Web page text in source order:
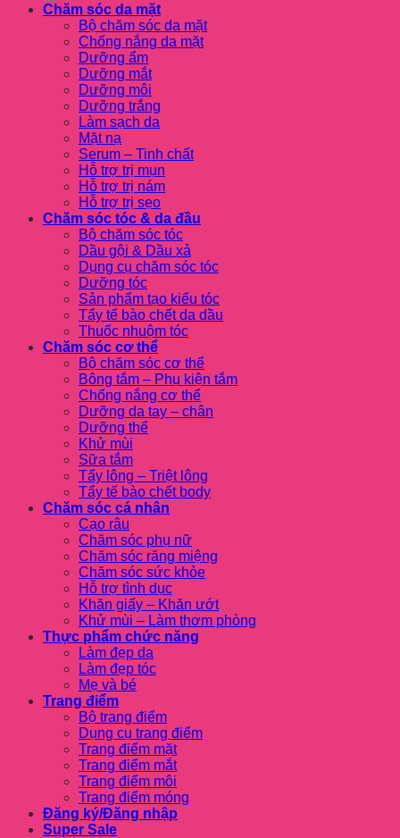
Chăm sóc da mặt
Bộ chăm sóc da mặt
Chống nắng da mặt
Dưỡng ẩm
Dưỡng mắt
Dưỡng môi
Dưỡng trắng
Làm sạch da
Mặt nạ
Serum – Tinh chất
Hỗ trợ trị mụn
Hỗ trợ trị nám
Hỗ trợ trị sẹo
Chăm sóc tóc & da đầu
Bộ chăm sóc tóc
Dầu gội & Dầu xả
Dụng cụ chăm sóc tóc
Dưỡng tóc
Sản phẩm tạo kiểu tóc
Tẩy tế bào chết da dầu
Thuốc nhuộm tóc
Chăm sóc cơ thể
Bộ chăm sóc cơ thể
Bông tắm – Phụ kiện tắm
Chống nắng cơ thể
Dưỡng da tay – chân
Dưỡng thể
Khử mùi
Sữa tắm
Tẩy lông – Triệt lông
Tẩy tế bào chết body
Chăm sóc cá nhân
Cạo râu
Chăm sóc phụ nữ
Chăm sóc răng miệng
Chăm sóc sức khỏe
Hỗ trợ tình dục
Khăn giấy – Khăn ướt
Khử mùi – Làm thơm phòng
Thực phẩm chức năng
Làm đẹp da
Làm đẹp tóc
Mẹ và bé
Trang điểm
Bộ trang điểm
Dụng cụ trang điểm
Trang điểm mặt
Trang điểm mắt
Trang điểm môi
Trang điểm móng
Đăng ký/Đăng nhập
Super Sale